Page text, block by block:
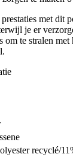
met dit
je er
om te stralen
recyclé/